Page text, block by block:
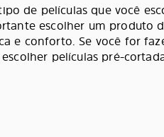
de películas que você
escolher um produto
e conforto. Se você for
películas pré-